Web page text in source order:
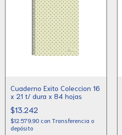
Cuaderno Exito Coleccion 16
x 21 t/ dura x 84 hojas
$13.242
$12.579,90 con Transferencia o
depósito